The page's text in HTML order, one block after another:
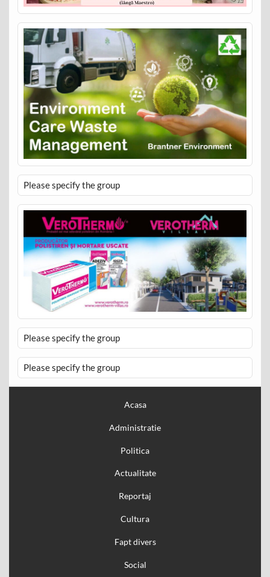
Please specify the group
Please specify the group
Please specify the group
Acasa
Administratie
Politica
Actualitate
Reportaj
Cultura
Fapt divers
Social